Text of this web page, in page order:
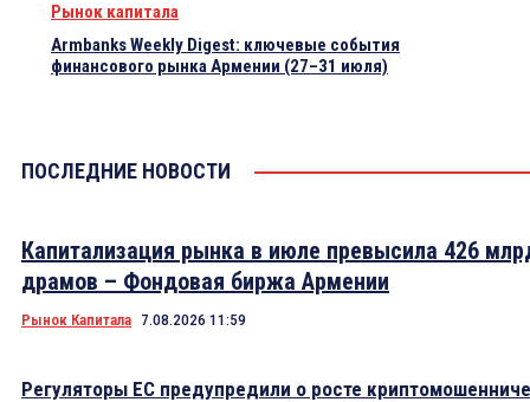
Рынок капитала
Armbanks Weekly Digest: ключевые события
финансового рынка Армении (27–31 июля)
ПОСЛЕДНИЕ НОВОСТИ
Капитализация рынка в июле превысила 426
драмов – Фондовая биржа Армении
Рынок Капитала 7.08.2026 11:59
Регуляторы ЕС предупредили о росте